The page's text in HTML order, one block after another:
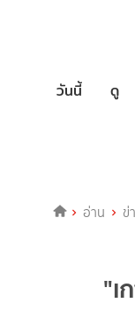
วันนี้ ดู
อ่าน ข่
"